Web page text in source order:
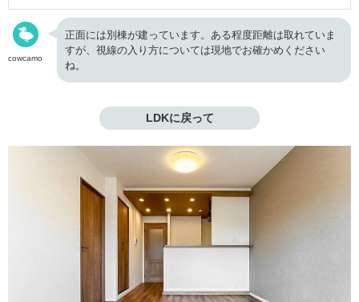
cowcamo
正面には別棟が建っています。ある程度距離は取れていま
すが、視線の入り方については現地でお確かめください
ね。
LDKに戻って